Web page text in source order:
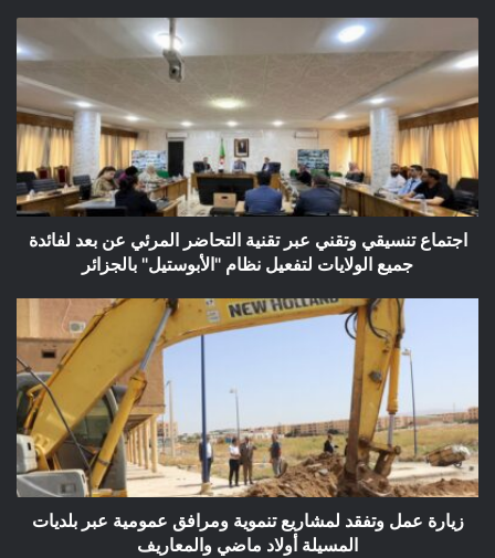
تنسيقي
وتقني
عبر
تقنية
التحاضر
المرئي
عن
بعد
لفائدة
اجتماع تنسيقي وتقني عبر تقنية التحاضر المرئي عن بعد لفائدة
جميع الولايات لتفعيل نظام "الأبوستيل" بالجزائر
تنموية
ومرافق
عمومية
عبر
بلديات
المسيلة
زيارة عمل وتفقد لمشاريع تنموية ومرافق عمومية عبر بلديات
المسيلة أولاد ماضي والمعاريف